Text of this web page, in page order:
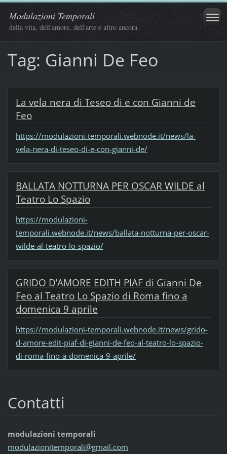
Modulazioni Temporali
della vita, dell'amore, dell'arte e altro ancora
Tag: Gianni De Feo
La vela nera di Teseo di e con Gianni de
Feo
https://modulazioni-temporali.webnode.it/news/la-
vela-nera-di-teseo-di-e-con-gianni-de/
BALLATA NOTTURNA PER OSCAR WILDE al
Teatro Lo Spazio
https://modulazioni-
temporali.webnode.it/news/ballata-notturna-per-oscar-
wilde-al-teatro-lo-spazio/
GRIDO D’AMORE EDITH PIAF di Gianni De
Feo al Teatro Lo Spazio di Roma fino a
domenica 9 aprile
https://modulazioni-temporali.webnode.it/news/grido-
d-amore-edit-piaf-di-gianni-de-feo-al-teatro-lo-spazio-
di-roma-fino-a-domenica-9-aprile/
Contatti
modulazioni temporali
modulazionitemporali@gmail.com